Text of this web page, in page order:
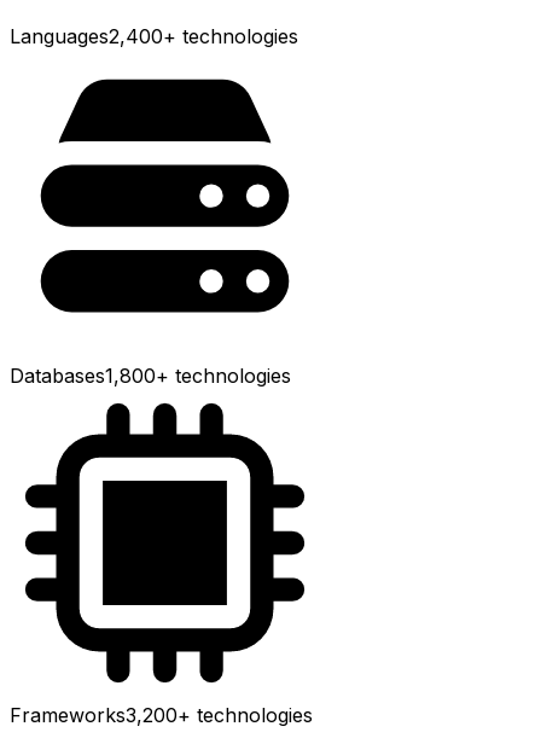
Languages2,400+ technologies
Databases1,800+ technologies
Frameworks3,200+ technologies